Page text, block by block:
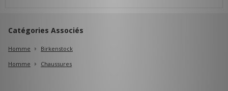
Catégories Associés
Homme
Birkenstock
Homme
Chaussures